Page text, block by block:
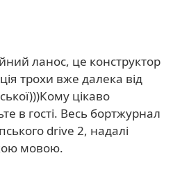
ланос, це конструктор
трохи вже далека від
цікаво
в гості. Весь бортжурнал
drive 2, надалі
мовою.